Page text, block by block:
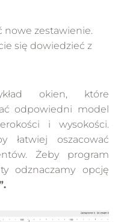
nowe zestawienie.
się dowiedzieć z
okien, które
odpowiedni model
i wysokości.
łatwiej oszacować
Żeby program
odznaczamy opcję